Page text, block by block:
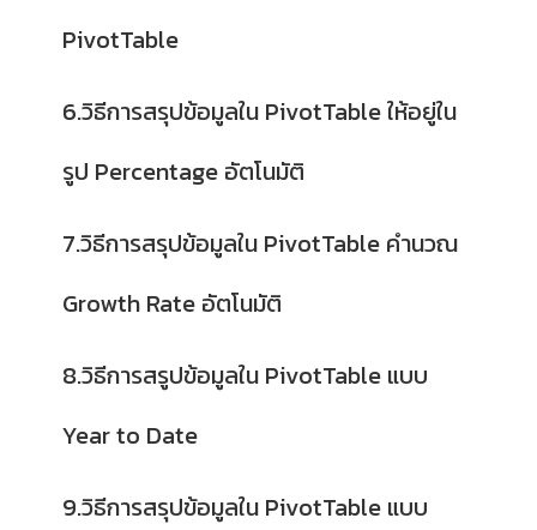
PivotTable
6.วิธีการสรุปข้อมูลใน PivotTable ให้อยู่ใน
รูป Percentage อัตโนมัติ
7.วิธีการสรุปข้อมูลใน PivotTable คำนวณ
Growth Rate อัตโนมัติ
8.วิธีการสรูปข้อมูลใน PivotTable แบบ
Year to Date
9.วิธีการสรุปข้อมูลใน PivotTable แบบ